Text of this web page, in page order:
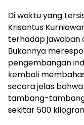
Di waktu yang
Krisantus
terhadap jawaban
Bukannya
pengembangan
kembali
secara jelas
tambang-
sekitar 500